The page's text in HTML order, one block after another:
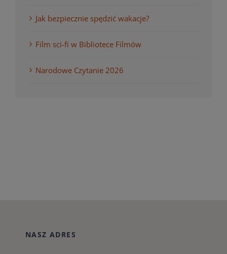
Jak bezpiecznie spędzić wakacje?
Film sci-fi w Bibliotece Filmów
Narodowe Czytanie 2026
NASZ ADRES